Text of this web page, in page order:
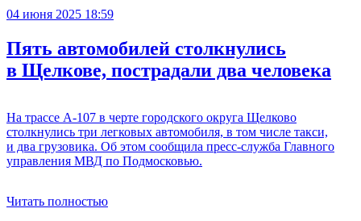
04 июня 2025 18:59
Пять автомобилей столкнулись
в Щелкове, пострадали два человека
На трассе А-107 в черте городского округа Щелково
столкнулись три легковых автомобиля, в том числе такси,
и два грузовика. Об этом сообщила пресс-служба Главного
управления МВД по Подмосковью.
Читать полностью